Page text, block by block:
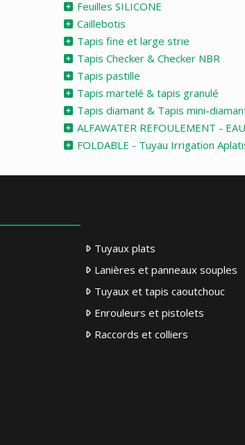
Feuilles SILICONE
Caillebotis
Tapis fine et large strie
Tapis Checker & Checker NBR
Tapis pastille
Tapis martelé & tapis granulé
Tapis diamant & Tapis mini-
ALFAWATER REFOULEMENT - EAU
FOLDABLE - Tuyau Irrigation
Tuyaux plats
Lanières et panneaux souples
Tuyaux et tapis caoutchouc
Enrouleurs et pistolets
Raccords et colliers